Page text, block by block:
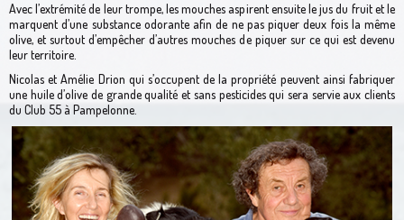
Avec l’extrémité de leur trompe, les mouches aspirent ensuite le jus du fruit et le
marquent d’une substance odorante afin de ne pas piquer deux fois la même
olive, et surtout d’empêcher d’autres mouches de piquer sur ce qui est devenu
leur territoire.
Nicolas et Amélie Drion qui s’occupent de la propriété peuvent ainsi fabriquer
une huile d’olive de grande qualité et sans pesticides qui sera servie aux clients
du Club 55 à Pampelonne.